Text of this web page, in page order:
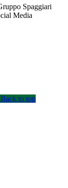
Spaggiari
Media
Back to top